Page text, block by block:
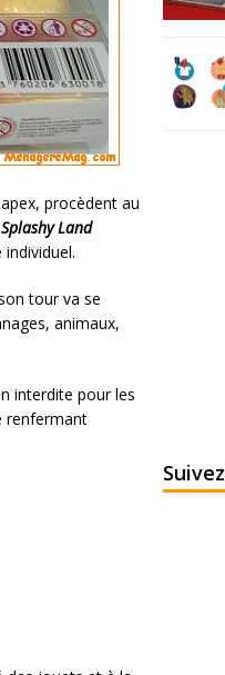
procèdent au
Splashy Land
tour va se
animaux,
interdite pour les
renfermant